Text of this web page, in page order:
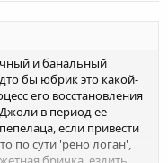
и банальный
бы юбрик это какой-
его восстановления
в период ее
если привести
по сути 'рено логан',